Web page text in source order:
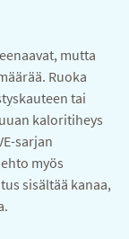
mutta
Ruoka
tai
kaloritiheys
sarjan
myös
sisältää kanaa,